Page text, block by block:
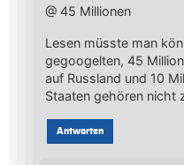
@ 45 Millionen
Lesen müsste man
gegoogelten, 45
auf Russland und 10
Staaten gehören nicht
Antworten